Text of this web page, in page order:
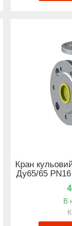
Кран
Ду65/65 PN16
В